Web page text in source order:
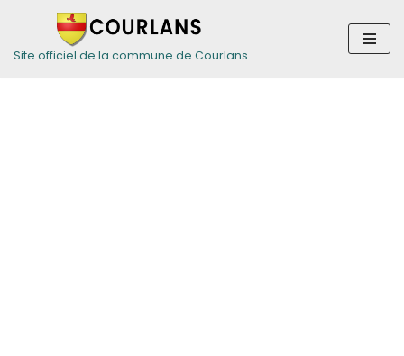
Aller
Site officiel de la commune de Courlans